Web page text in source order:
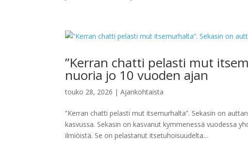
”Kerran chatti pelasti mut
nuoria jo 10 vuoden ajan
touko 28, 2026 |Ajankohtaista
”Kerran chatti pelasti mut itsemurhalta”. Sekasin on
kasvussa. Sekasin on kasvanut kymmenessä vuodessa
ilmiöistä. Se on pelastanut itsetuhoisuudelta...